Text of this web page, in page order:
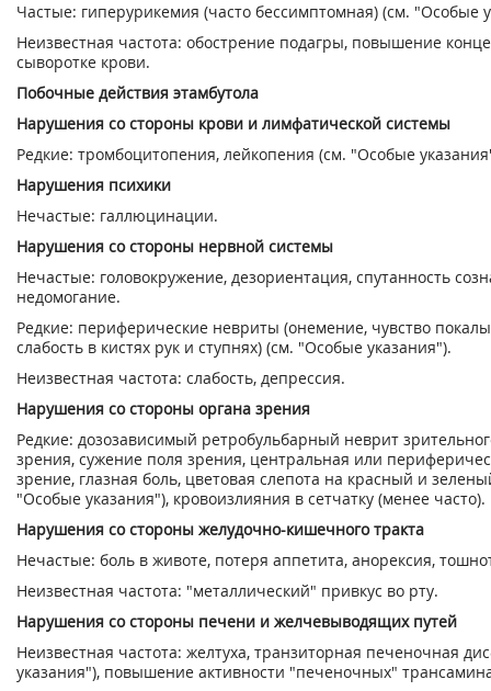
Частые: гиперурикемия (часто бессимптомная) (см. "Особые
Неизвестная частота: обострение подагры, повышение
сыворотке крови.
Побочные действия этамбутола
Нарушения со стороны крови и лимфатической системы
Редкие: тромбоцитопения, лейкопения (см. "Особые
Нарушения психики
Нечастые: галлюцинации.
Нарушения со стороны нервной системы
Нечастые: головокружение, дезориентация, спутанность
недомогание.
Редкие: периферические невриты (онемение, чувство
слабость в кистях рук и ступнях) (см. "Особые указания").
Неизвестная частота: слабость, депрессия.
Нарушения со стороны органа зрения
Редкие: дозозависимый ретробульбарный неврит
зрения, сужение поля зрения, центральная или
зрение, глазная боль, цветовая слепота на красный и
"Особые указания"), кровоизлияния в сетчатку (менее часто).
Нарушения со стороны желудочно-кишечного тракта
Нечастые: боль в животе, потеря аппетита, анорексия,
Неизвестная частота: "металлический" привкус во рту.
Нарушения со стороны печени и желчевыводящих путей
Неизвестная частота: желтуха, транзиторная печеночная
указания"), повышение активности "печеночных"